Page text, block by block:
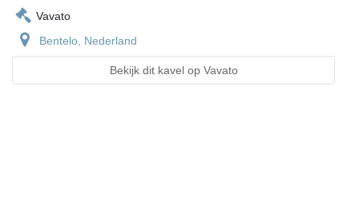
Vavato
Bentelo, Nederland
Bekijk dit kavel op Vavato